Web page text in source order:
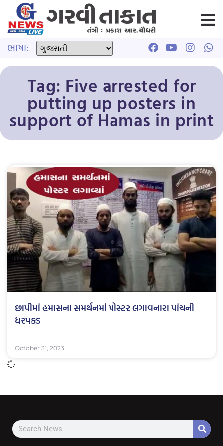
ભાષા:
Tag: Five arrested for
putting up posters in
support of Hamas in print
છાપીમાં હમાસના સમર્થનમાં પોસ્ટર લગાવનારા પાંચની
ધરપકડ
October 31, 2023